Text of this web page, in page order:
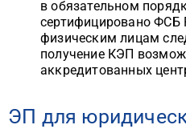
в обязательном
сертифицировано
физическим лицам
получение КЭП
аккредитованных
ЭП для